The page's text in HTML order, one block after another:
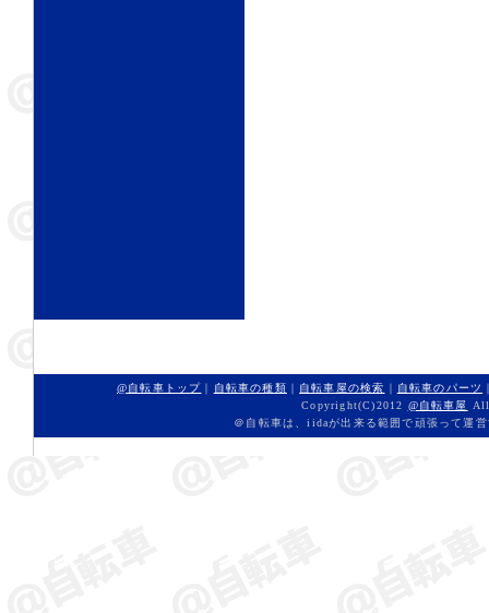
@自転車トップ ｜ 自転車の種類 ｜ 自転車屋の検索 ｜ 自転車のパーツ
Copyright(C)2012 @自転車屋
＠自転車は、iidaが出来る範囲で頑張って運